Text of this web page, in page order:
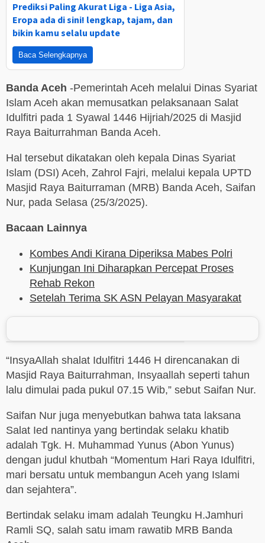
Prediksi Paling Akurat Liga - Liga Asia,
Eropa ada di sini! lengkap, tajam, dan
bikin kamu selalu update
Baca Selengkapnya
Banda Aceh -Pemerintah Aceh melalui Dinas Syariat
Islam Aceh akan memusatkan pelaksanaan Salat
Idulfitri pada 1 Syawal 1446 Hijriah/2025 di Masjid
Raya Baiturrahman Banda Aceh.
Hal tersebut dikatakan oleh kepala Dinas Syariat
Islam (DSI) Aceh, Zahrol Fajri, melalui kepala UPTD
Masjid Raya Baiturraman (MRB) Banda Aceh, Saifan
Nur, pada Selasa (25/3/2025).
Bacaan Lainnya
Kombes Andi Kirana Diperiksa Mabes Polri
Kunjungan Ini Diharapkan Percepat Proses
Rehab Rekon
Setelah Terima SK ASN Pelayan Masyarakat
“InsyaAllah shalat Idulfitri 1446 H direncanakan di
Masjid Raya Baiturrahman, Insyaallah seperti tahun
lalu dimulai pada pukul 07.15 Wib,” sebut Saifan Nur.
Saifan Nur juga menyebutkan bahwa tata laksana
Salat Ied nantinya yang bertindak selaku khatib
adalah Tgk. H. Muhammad Yunus (Abon Yunus)
dengan judul khutbah “Momentum Hari Raya Idulfitri,
mari bersatu untuk membangun Aceh yang Islami
dan sejahtera”.
Bertindak selaku imam adalah Teungku H.Jamhuri
Ramli SQ, salah satu imam rawatib MRB Banda